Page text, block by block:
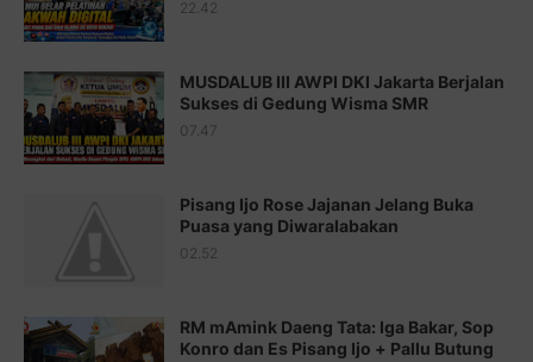
Juz 18 ⇨http://j.mp/2b8SCfc
Juz 19 ⇨http://j.mp/2bFSq95
Juz 20 ⇨http://j.mp/2brI1zc
Juz 21 ⇨http://j.mp/2b8VcBO
http://j.mp/2bFRxNP
http://j.mp/2brItxm
Juz 25 ⇨http://j.mp/2brImlf
22.42
MUSDALUB III AWPI DKI Jakarta Berjalan
Sukses di Gedung Wisma SMR
07.47
Pisang Ijo Rose Jajanan Jelang Buka
Puasa yang Diwaralabakan
02.52
RM mAmink Daeng Tata: Iga Bakar, Sop
Konro dan Es Pisang Ijo + Pallu Butung